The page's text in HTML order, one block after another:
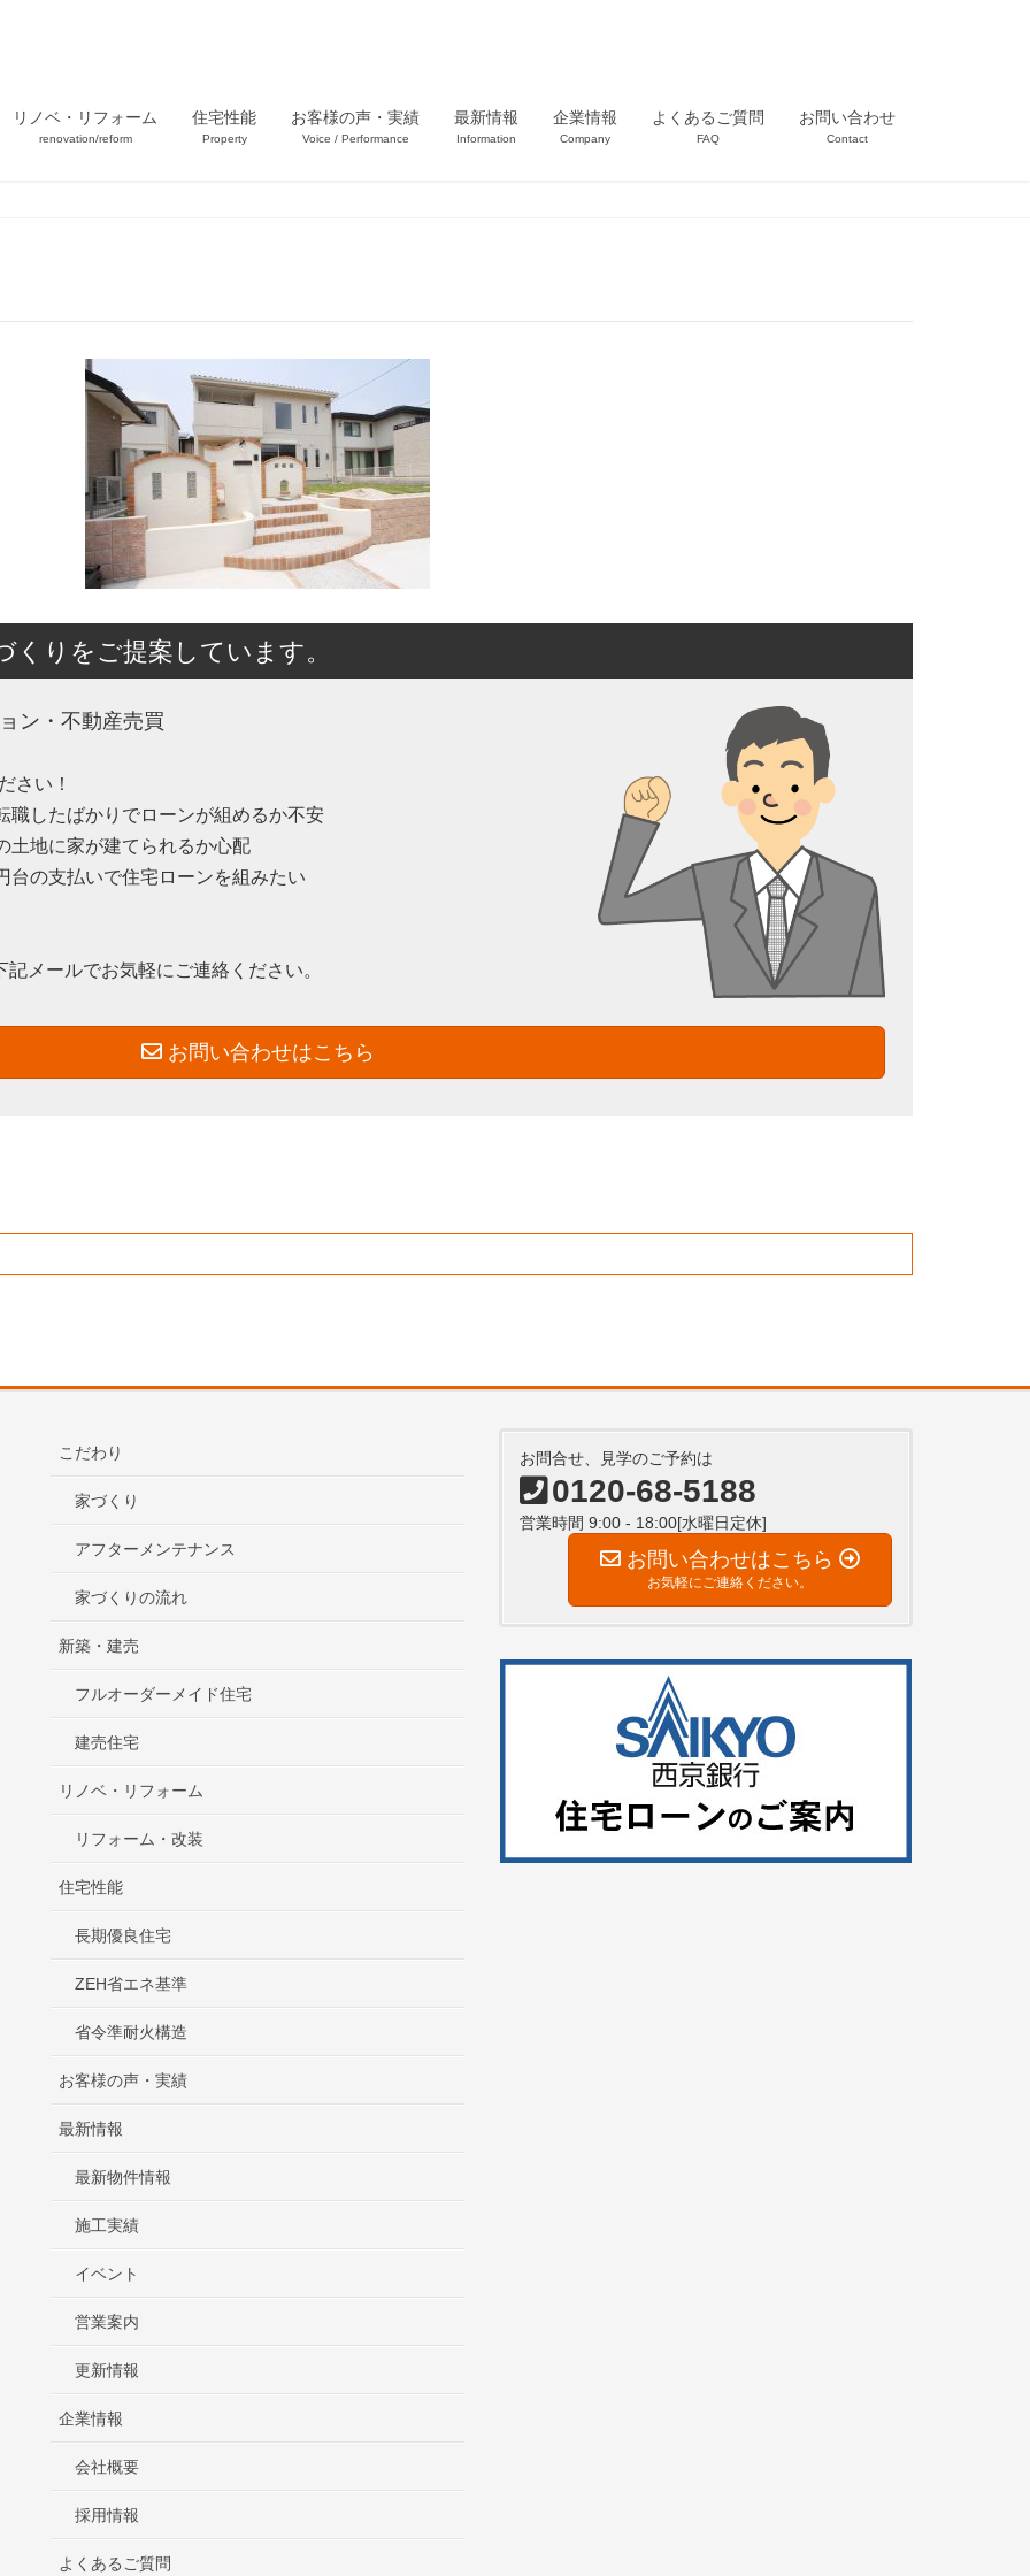
リノベ・リフォーム
renovation/reform
住宅性能
Property
お客様の声・実績
Voice / Performance
最新情報
Information
企業情報
Company
よくあるご質問
FAQ
お問い合わせ
Contact
りをご提案しています。
ン・不動産売買
さい！
職したばかりでローンが組めるか不安
土地に家が建てられるか心配
台の支払いで住宅ローンを組みたい
記メールでお気軽にご連絡ください。
お問い合わせはこちら
こだわり
家づくり
アフターメンテナンス
家づくりの流れ
新築・建売
フルオーダーメイド住宅
建売住宅
リノベ・リフォーム
リフォーム・改装
住宅性能
長期優良住宅
ZEH省エネ基準
省令準耐火構造
お客様の声・実績
最新情報
最新物件情報
施工実績
イベント
営業案内
更新情報
企業情報
会社概要
採用情報
よくあるご質問
お問合せ、見学のご予約は
0120-68-5188
営業時間 9:00 - 18:00[水曜日定休]
お問い合わせはこちら
お気軽にご連絡ください。